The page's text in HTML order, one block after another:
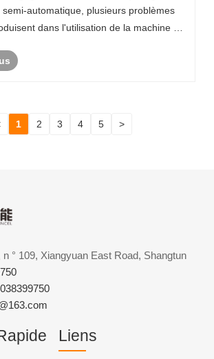
semi-automatique, plusieurs problèmes
dans l'utilisation de la machine à
ne sont pas g......
1 2 3 4 5 >
° 109, Xiangyuan East Road, Shangtun
Liens